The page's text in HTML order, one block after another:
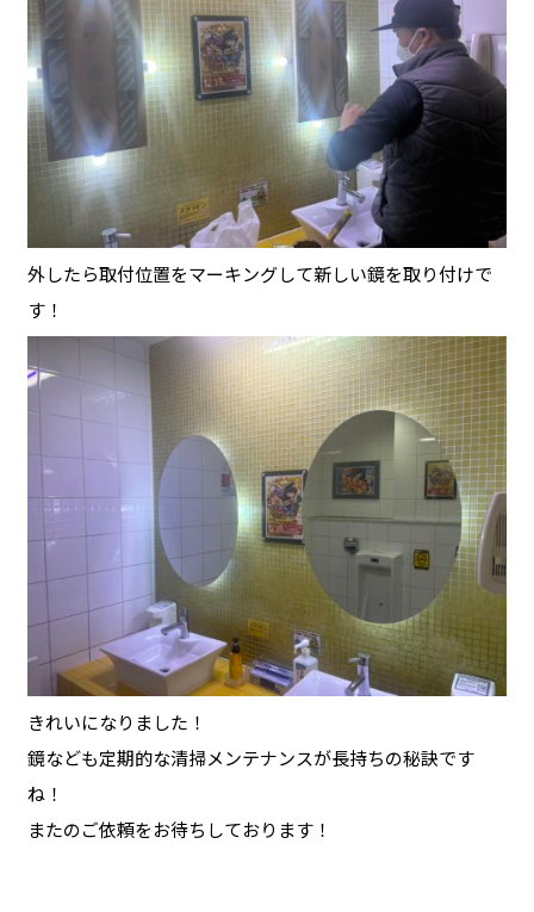
外したら取付位置をマーキングして新しい鏡を取り付けで
す！
きれいになりました！
鏡なども定期的な清掃メンテナンスが長持ちの秘訣です
ね！
またのご依頼をお待ちしております！